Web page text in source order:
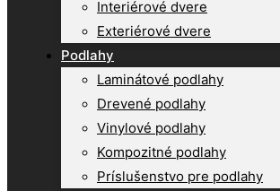
Interiérové dvere
Exteriérové dvere
Podlahy
Laminátové podlahy
Drevené podlahy
Vinylové podlahy
Kompozitné podlahy
Príslušenstvo pre podlahy